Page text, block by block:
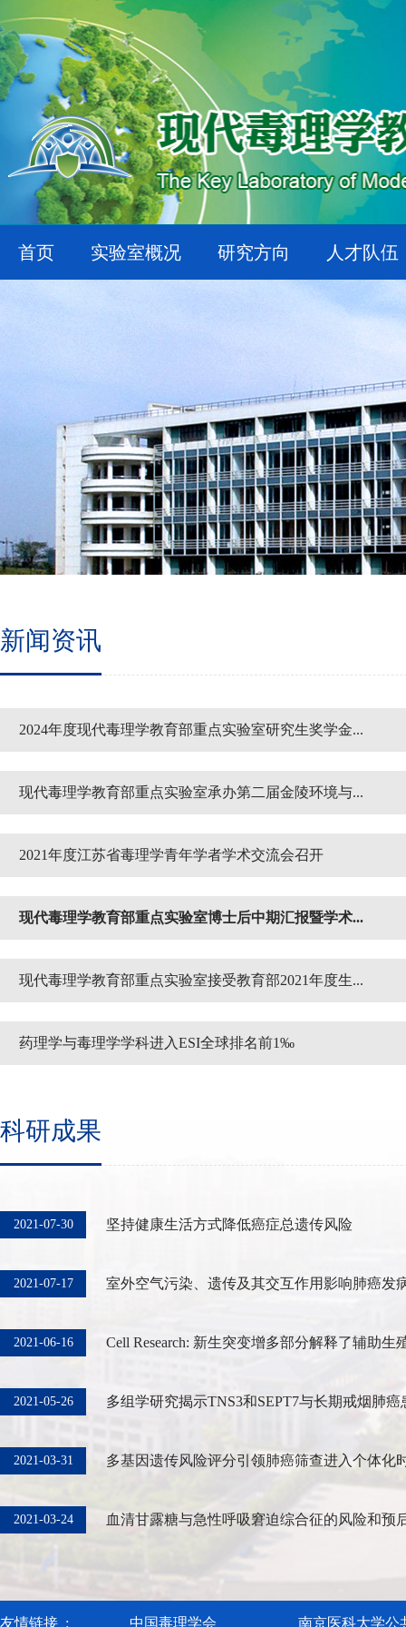
首页 实验室概况 研究方向 人才队伍
新闻资讯
2024年度现代毒理学教育部重点实验室研究生奖学金...
现代毒理学教育部重点实验室承办第二届金陵环境与...
2021年度江苏省毒理学青年学者学术交流会召开
现代毒理学教育部重点实验室博士后中期汇报暨学术...
现代毒理学教育部重点实验室接受教育部2021年度生...
药理学与毒理学学科进入ESI全球排名前1‰
科研成果
2021-07-30 坚持健康生活方式降低癌症总遗传风险
2021-07-17 室外空气污染、遗传及其交互作用影响肺癌发
2021-06-16 Cell Research: 新生突变增多部分解释了辅助生
2021-05-26 多组学研究揭示TNS3和SEPT7与长期戒烟肺癌
2021-03-31 多基因遗传风险评分引领肺癌筛查进入个体化
2021-03-24 血清甘露糖与急性呼吸窘迫综合征的风险和预
友情链接 : 中国毒理学会 南京医科大学公